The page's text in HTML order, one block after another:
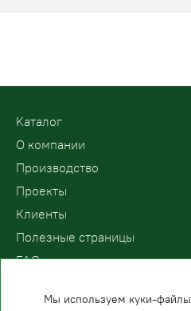
Kаталог
О компании
Производство
Проекты
Клиенты
Полезные страницы
FAQ
Мы используем куки-